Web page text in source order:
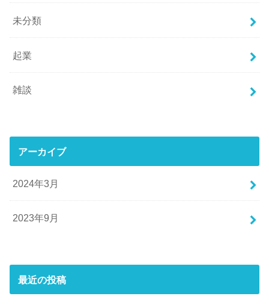
未分類
起業
雑談
アーカイブ
2024年3月
2023年9月
最近の投稿